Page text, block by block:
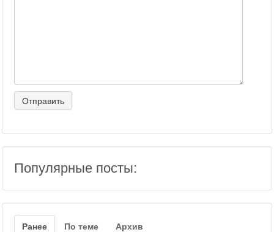
Популярные посты:
Ранее По теме Архив